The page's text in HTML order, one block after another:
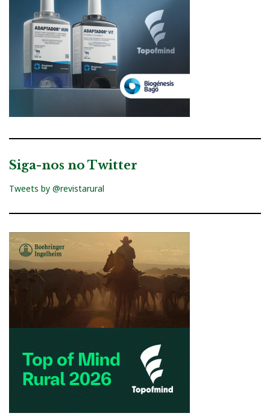
Siga-nos no Twitter
Tweets by @revistarural